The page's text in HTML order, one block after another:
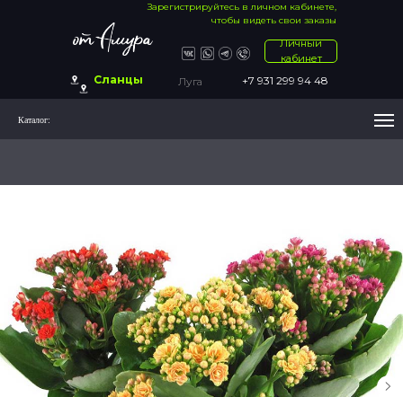
+7 931 299 94 48
Луга
Сланцы
Личный
кабинет
Зарегистрируйтесь в личном кабинете,
чтобы видеть свои заказы
Каталог: